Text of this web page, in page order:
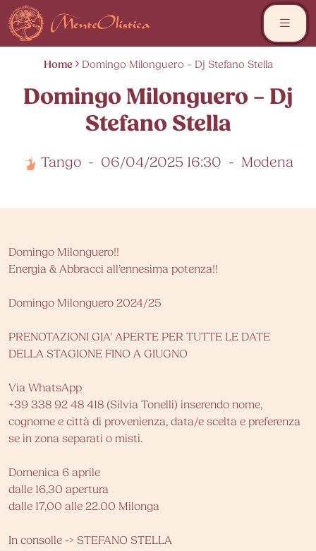
Skip
to
content
Home Domingo Milonguero – Dj Stefano Stella
Domingo Milonguero – Dj
Stefano Stella
Tango - 06/04/2025 16:30 - Modena
Domingo Milonguero!!
Energia & Abbracci all’ennesima potenza!!
Domingo Milonguero 2024/25
PRENOTAZIONI GIA’ APERTE PER TUTTE LE DATE
DELLA STAGIONE FINO A GIUGNO
Via WhatsApp
+39 338 92 48 418 (Silvia Tonelli) inserendo nome,
cognome e città di provenienza, data/e scelta e preferenza
se in zona separati o misti.
Domenica 6 aprile
dalle 16,30 apertura
dalle 17,00 alle 22.00 Milonga
In consolle -> STEFANO STELLA